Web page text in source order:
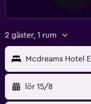
2 gäster, 1 rum
Mcdreams Hotel
lör 15/8